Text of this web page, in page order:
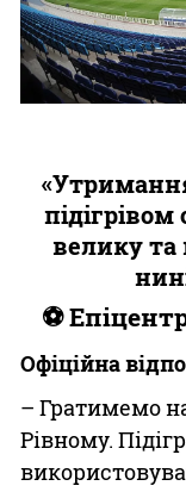
велику та
⚽
Офіційна
– Гратимемо
Рівному.